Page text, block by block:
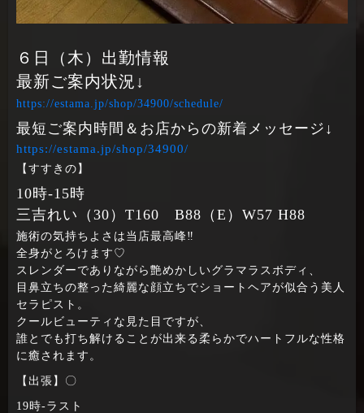
６日（木）出勤情報
最新ご案内状況↓
https://estama.jp/shop/34900/schedule/
最短ご案内時間＆お店からの新着メッセージ↓
https://estama.jp/shop/34900/
【すすきの】
10時‐15時
三吉れい（30）T160 B88（E）W57 H88
施術の気持ちよさは当店最高峰‼
全身がとろけます♡
スレンダーでありながら艶めかしいグラマラスボディ、
目鼻立ちの整った綺麗な顔立ちでショートヘアが似合う美人
セラピスト。
クールビューティな見た目ですが、
誰とでも打ち解けることが出来る柔らかでハートフルな性格
に癒されます。
【出張】〇
19時‐ラスト